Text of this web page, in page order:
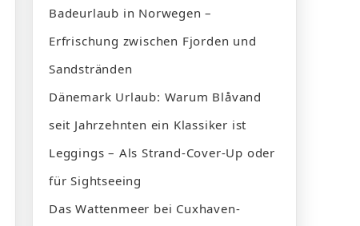
Badeurlaub in Norwegen –
Erfrischung zwischen Fjorden und
Sandstränden
Dänemark Urlaub: Warum Blåvand
seit Jahrzehnten ein Klassiker ist
Leggings – Als Strand-Cover-Up oder
für Sightseeing
Das Wattenmeer bei Cuxhaven-